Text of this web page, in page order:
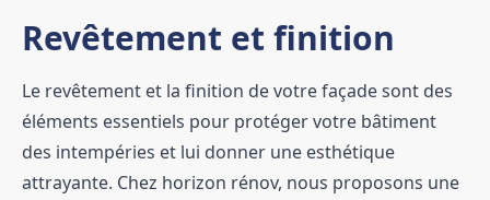
Revêtement et finition
Le revêtement et la finition de votre façade sont des
éléments essentiels pour protéger votre bâtiment
des intempéries et lui donner une esthétique
attrayante. Chez horizon rénov, nous proposons une